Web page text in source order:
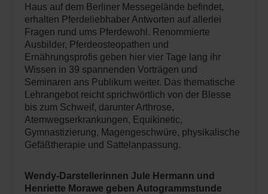
Haus auf dem Berliner Messegelände befindet,
erhalten Pferdeliebhaber Antworten auf allerlei
Fragen rund ums Pferdewohl. Renommierte
Ausbilder, Pferdeosteopathen und
Ernährungsprofis geben hier vier Tage lang ihr
Wissen in 39 spannenden Vorträgen und
Seminaren ans Publikum weiter. Das thematische
Lehrangebot reicht sprichwörtlich von der Blesse
bis zum Schweif, darunter Arthrose,
Atemwegserkrankungen, Equikinetic,
Gymnastizierung, Magengeschwüre, physikalische
Gefäßtherapie und Sattelanpassung.
Wendy-Darstellerinnen Jule Hermann und
Henriette Morawe geben Autogrammstunde